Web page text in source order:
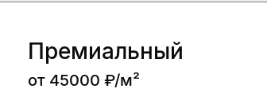
Премиальный
от 45000 ₽/м²